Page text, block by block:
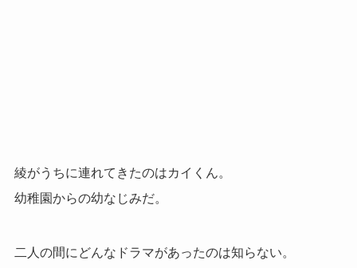
綾がうちに連れてきたのはカイくん。
幼稚園からの幼なじみだ。
二人の間にどんなドラマがあったのは知らない。